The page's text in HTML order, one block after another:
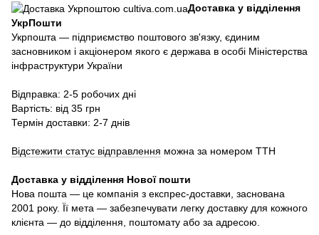
Доставка у відділення
УкрПошти
Укрпошта — підприємство поштового зв'язку, єдиним
засновником і акціонером якого є держава в особі Міністерства
інфраструктури України
Відправка: 2-5 робочих дні
Вартість: від 35 грн
Термін доставки: 2-7 днів
Відстежити статус відправлення можна за номером ТТН
Доставка у відділення Нової пошти
Нова пошта — це компанія з експрес-доставки, заснована
2001 року. Її мета — забезпечувати легку доставку для кожного
клієнта — до відділення, поштомату або за адресою.